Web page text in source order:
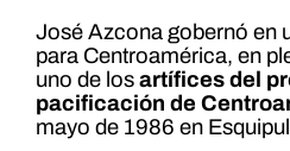
José Azcona gobernó en
para Centroamérica, en
uno de los artífices del
pacificación de
mayo de 1986 en